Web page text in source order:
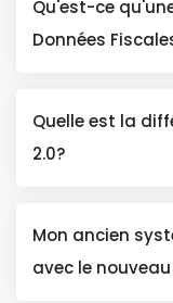
Qu'est-ce
Données
Quelle est la
2.0?
Mon ancien
avec le nouveau